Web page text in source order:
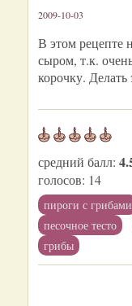
2009-10-03
В этом рецепте
сыром, т.к.
корочку. Делать
средний балл:
голосов: 14
пироги с грибами
песочное тесто
грибы